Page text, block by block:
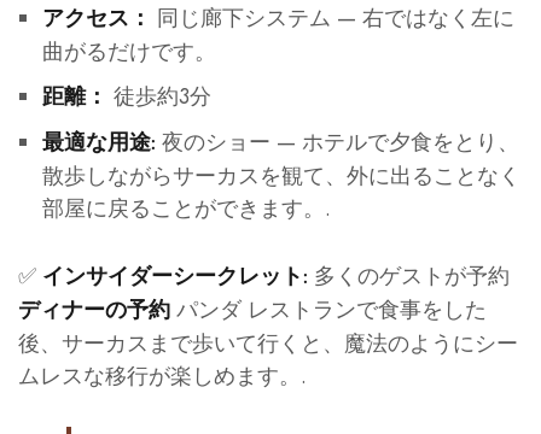
アクセス： 同じ廊下システム — 右ではなく左に
曲がるだけです。
距離： 徒歩約3分
最適な用途: 夜のショー — ホテルで夕食をとり、
散歩しながらサーカスを観て、外に出ることなく
部屋に戻ることができます。.
✅ インサイダーシークレット: 多くのゲストが予約
ディナーの予約 パンダ レストランで食事をした
後、サーカスまで歩いて行くと、魔法のようにシー
ムレスな移行が楽しめます。.